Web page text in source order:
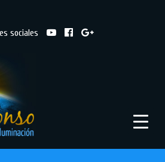
sociales